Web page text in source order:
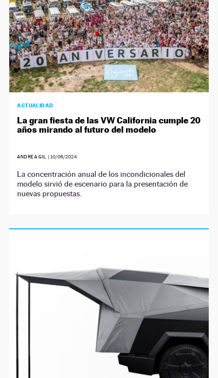
ACTUALIDAD
La gran fiesta de las VW California cumple 20
años mirando al futuro del modelo
ANDREA GIL | 10/06/2024
La concentración anual de los incondicionales del
modelo sirvió de escenario para la presentación de
nuevas propuestas.